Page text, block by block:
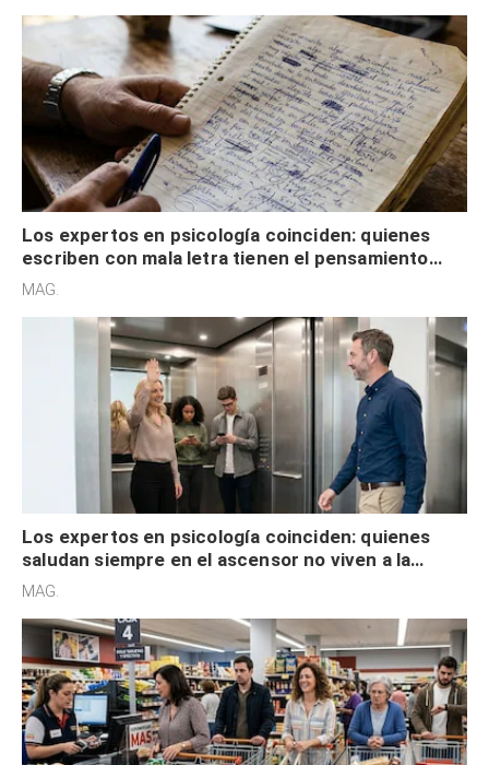
Los expertos en psicología coinciden: quienes
escriben con mala letra tienen el pensamiento
acelerado y no lo hacen por desinterés
MAG.
Los expertos en psicología coinciden: quienes
saludan siempre en el ascensor no viven a la
defensiva y tienen apertura social
MAG.